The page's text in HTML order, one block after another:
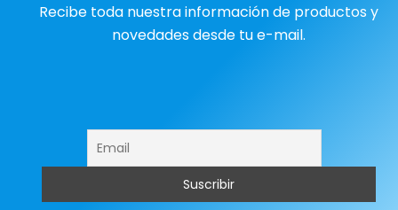
Recibe toda nuestra información de productos y
novedades desde tu e-mail.